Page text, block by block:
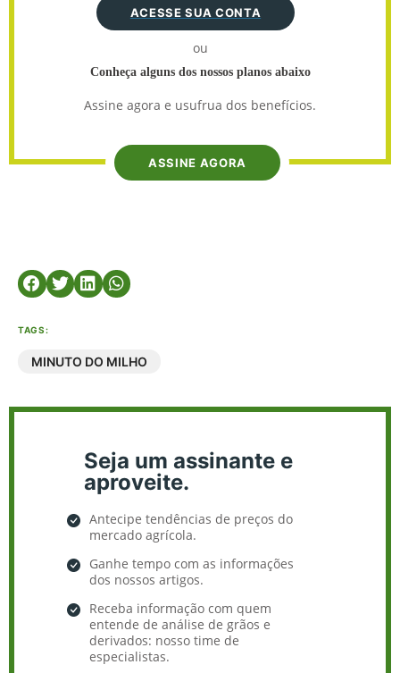
ACESSE SUA CONTA
ou
Conheça alguns dos nossos planos abaixo
Assine agora e usufrua dos benefícios.
ASSINE AGORA
TAGS:
MINUTO DO MILHO
Seja um assinante e
aproveite.
Antecipe tendências de preços do
mercado agrícola.
Ganhe tempo com as informações
dos nossos artigos.
Receba informação com quem
entende de análise de grãos e
derivados: nosso time de
especialistas.